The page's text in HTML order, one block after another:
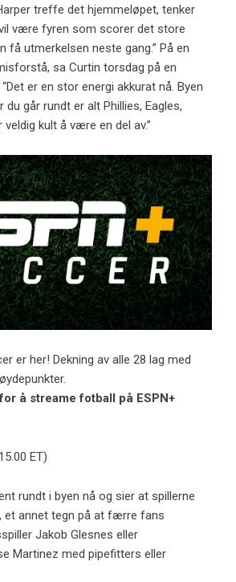
treffe det hjemmeløpet, tenker
være fyren som scorer det store
få utmerkelsen neste gang.” På en
sa Curtin torsdag på en
er en stor energi akkurat nå. Byen
du går rundt er alt Phillies, Eagles,
veldig kult å være en del av.”
er her! Dekning av alle 28 lag med
å streame fotball på ESPN+
ET)
rundt i byen nå og sier at spillerne
et annet tegn på at færre fans
Jakob Glesnes eller
Martinez med pipefitters eller